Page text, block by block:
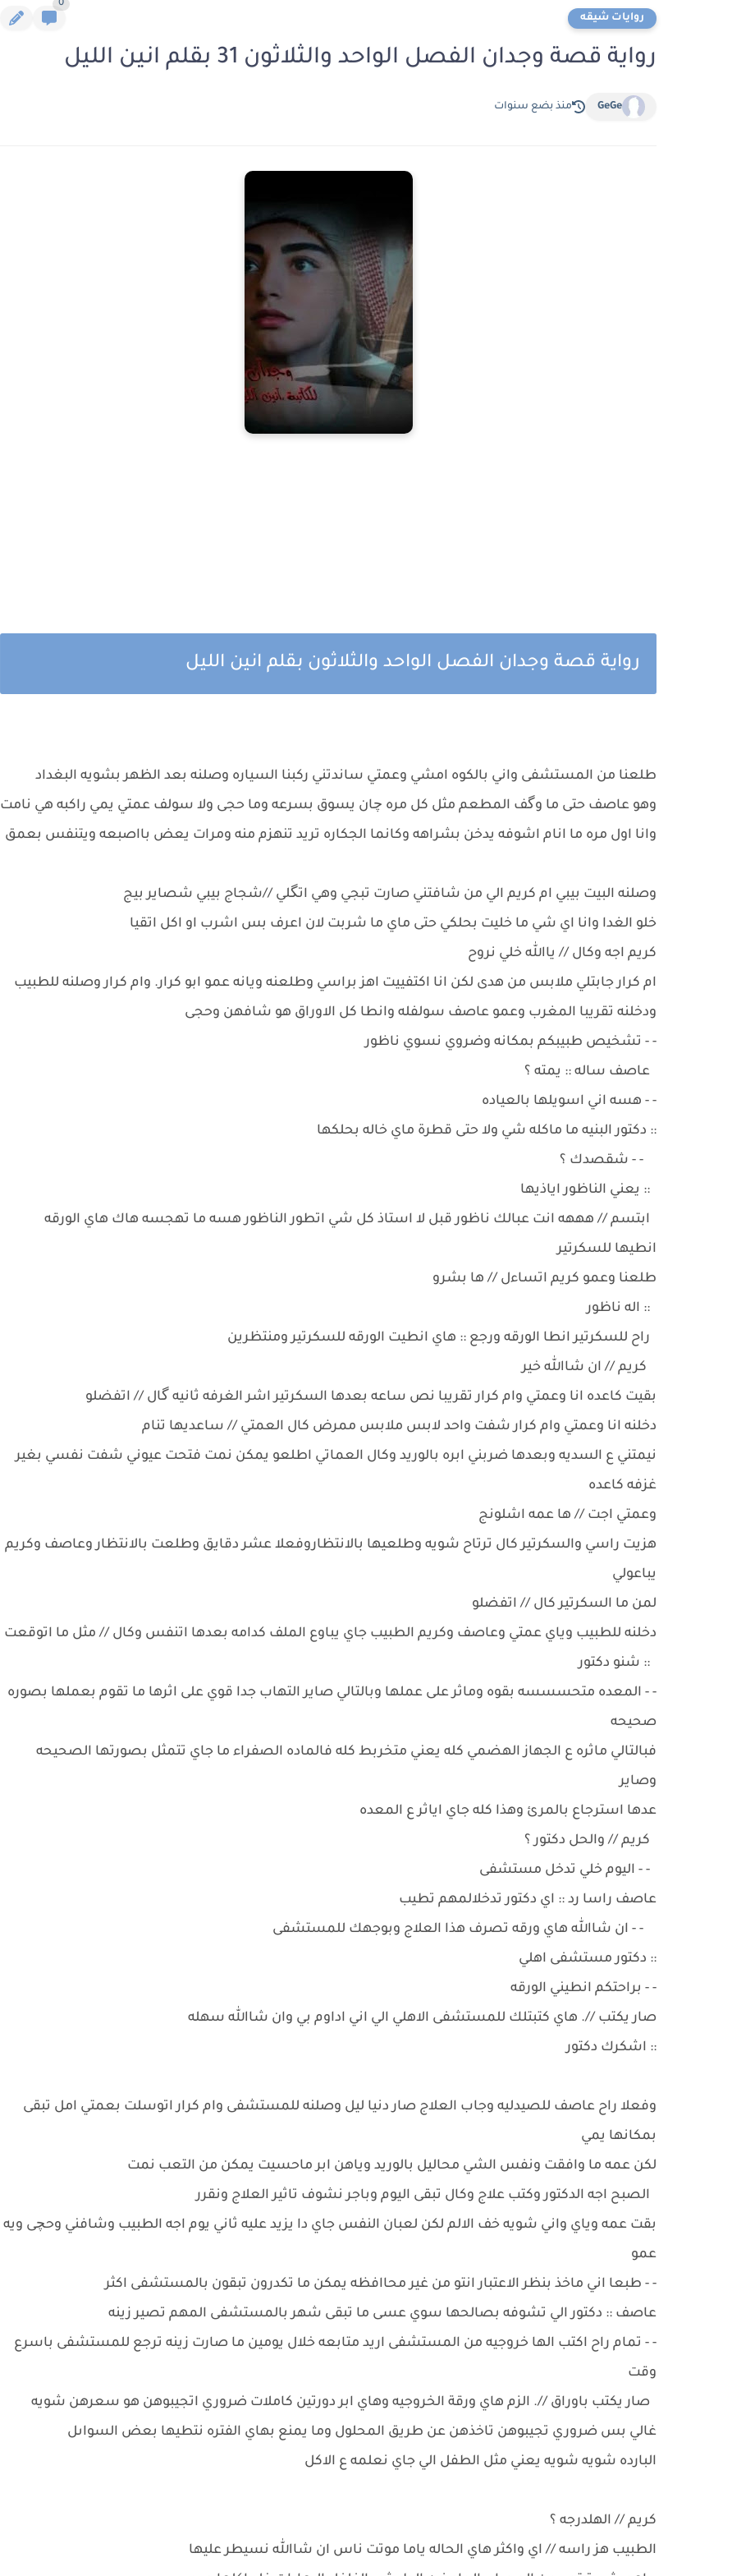
روايات شيقه
0
رواية قصة وجدان الفصل الواحد والثلاثون 31 بقلم انين الليل
GeGe منذ بضع سنوات
رواية قصة وجدان الفصل الواحد والثلاثون بقلم انين الليل
طلعنا من المستشفى واني بالكوه امشي وعمتي ساندتني ركبنا السياره وصلنه بعد الظهر بشويه البغداد
وهو عاصف حتى ما وگف المطعم مثل كل مره چان يسوق بسرعه وما حجى ولا سولف عمتي يمي راكبه هي نامت
وانا اول مره ما انام اشوفه يدخن بشراهه وكانما الجكاره تريد تنهزم منه ومرات يعض بااصبعه ويتنفس بعمق
وصلنه البيت بيبي ام كريم الي من شافتني صارت تبجي وهي اتگلي //شجاج بيبي شصاير بيج
خلو الغدا وانا اي شي ما خليت بحلكي حتى ماي ما شربت لان اعرف بس اشرب او اكل اتقيا
كريم اجه وكال // ياالله خلي نروح
ام كرار جابتلي ملابس من هدى لكن انا اكتفييت اهز براسي وطلعنه ويانه عمو ابو كرار. وام كرار وصلنه للطبيب
ودخلنه تقريبا المغرب وعمو عاصف سولفله وانطا كل الاوراق هو شافهن وحجى
- - تشخيص طبيبكم بمكانه وضروي نسوي ناظور
عاصف ساله :: يمته ؟
- - هسه اني اسويلها بالعياده
:: دكتور البنيه ما ماكله شي ولا حتى قطرة ماي خاله بحلكها
- - شقصدك ؟
:: يعني الناظور اياذيها
ابتسم // هههه انت عبالك ناظور قبل لا استاذ كل شي اتطور الناظور هسه ما تهجسه هاك هاي الورقه
انطيها للسكرتير
طلعنا وعمو كريم اتساءل // ها بشرو
:: اله ناظور
راح للسكرتير انطا الورقه ورجع :: هاي انطيت الورقه للسكرتير ومنتظرين
كريم // ان شاالله خير
بقيت كاعده انا وعمتي وام كرار تقريبا نص ساعه بعدها السكرتير اشر الغرفه ثانيه گال // اتفضلو
دخلنه انا وعمتي وام كرار شفت واحد لابس ملابس ممرض كال العمتي // ساعديها تنام
نيمتني ع السديه وبعدها ضربني ابره بالوريد وكال العماتي اطلعو يمكن نمت فتحت عيوني شفت نفسي بغير
غزفه كاعده
وعمتي اجت // ها عمه اشلونج
هزيت راسي والسكرتير كال ترتاح شويه وطلعيها بالانتظاروفعلا عشر دقايق وطلعت بالانتظار وعاصف وكريم
يباعولي
لمن ما السكرتير كال // اتفضلو
دخلنه للطبيب وياي عمتي وعاصف وكريم الطبيب جاي يباوع الملف كدامه بعدها اتنفس وكال // مثل ما اتوقعت
:: شنو دكتور
- - المعده متحسسسه بقوه وماثر على عملها وبالتالي صاير التهاب جدا قوي على اثرها ما تقوم بعملها بصوره
صحيحه
فبالتالي ماثره ع الجهاز الهضمي كله يعني متخربط كله فالماده الصفراء ما جاي تتمثل بصورتها الصحيحه
وصاير
عدها استرجاع بالمرئ وهذا كله جاي اياثر ع المعده
كريم // والحل دكتور ؟
- - اليوم خلي تدخل مستشفى
عاصف راسا رد :: اي دكتور تدخلالمهم تطيب
- - ان شاالله هاي ورقه تصرف هذا العلاج وبوجهك للمستشفى
:: دكتور مستشفى اهلي
- - براحتكم انطيني الورقه
صار يكتب //. هاي كتبتلك للمستشفى الاهلي الي اني اداوم بي وان شاالله سهله
:: اشكرك دكتور
وفعلا راح عاصف للصيدليه وجاب العلاج صار دنيا ليل وصلنه للمستشفى وام كرار اتوسلت بعمتي امل تبقى
بمكانها يمي
لكن عمه ما وافقت ونفس الشي محاليل بالوريد وياهن ابر ماحسيت يمكن من التعب نمت
الصبح اجه الدكتور وكتب علاج وكال تبقى اليوم وباجر نشوف تاثير العلاج ونقرر
بقت عمه وياي واني شويه خف الالم لكن لعبان النفس جاي دا يزيد عليه ثاني يوم اجه الطبيب وشافني وحچى ويه
عمو
- - طبعا اني ماخذ بنظر الاعتبار انتو من غير محاافظه يمكن ما تكدرون تبقون بالمستشفى اكثر
عاصف :: دكتور الي تشوفه بصالحها سوي عسى ما تبقى شهر بالمستشفى المهم تصير زينه
- - تمام راح اكتب الها خروجيه من المستشفى اريد متابعه خلال يومين ما صارت زينه ترجع للمستشفى باسرع
وقت
صار يكتب باوراق //. الزم هاي ورقة الخروجيه وهاي ابر دورتين كاملات ضروري اتجيبوهن هو سعرهن شويه
غالي بس ضروري تجيبوهن تاخذهن عن طريق المحلول وما يمنع بهاي الفتره نتطيها بعض السواىل
البارده شويه شويه يعني مثل الطفل الي جاي نعلمه ع الاكل
كريم // الهلدرجه ؟
الطبيب هز راسه // اي واكثر هاي الحاله ياما موتت ناس ان شاالله نسيطر عليها